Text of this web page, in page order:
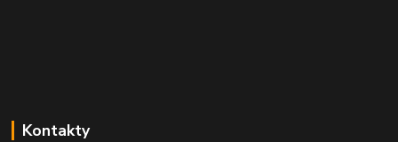
Kontakty